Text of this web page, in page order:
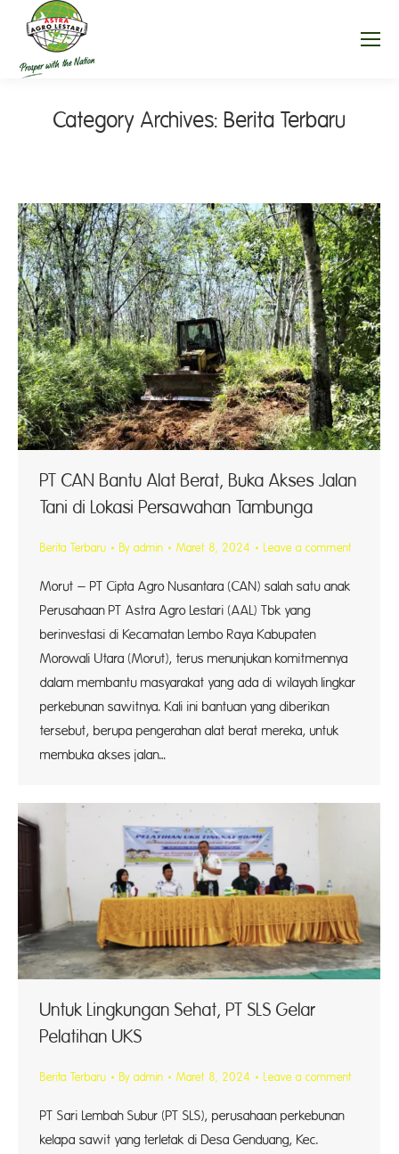
Category Archives: Berita Terbaru
PT CAN Bantu Alat Berat, Buka Akses Jalan
Tani di Lokasi Persawahan Tambunga
Berita Terbaru By admin Maret 8, 2024 Leave a comment
Morut – PT Cipta Agro Nusantara (CAN) salah satu anak
Perusahaan PT Astra Agro Lestari (AAL) Tbk yang
berinvestasi di Kecamatan Lembo Raya Kabupaten
Morowali Utara (Morut), terus menunjukan komitmennya
dalam membantu masyarakat yang ada di wilayah lingkar
perkebunan sawitnya. Kali ini bantuan yang diberikan
tersebut, berupa pengerahan alat berat mereka, untuk
membuka akses jalan…
Untuk Lingkungan Sehat, PT SLS Gelar
Pelatihan UKS
Berita Terbaru By admin Maret 8, 2024 Leave a comment
PT Sari Lembah Subur (PT SLS), perusahaan perkebunan
kelapa sawit yang terletak di Desa Genduang, Kec.